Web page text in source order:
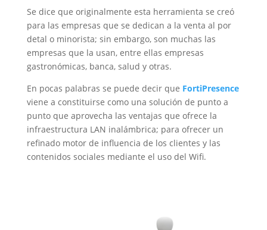
Se dice que originalmente esta herramienta se creó
para las empresas que se dedican a la venta al por
detal o minorista; sin embargo, son muchas las
empresas que la usan, entre ellas empresas
gastronómicas, banca, salud y otras.
En pocas palabras se puede decir que FortiPresence
viene a constituirse como una solución de punto a
punto que aprovecha las ventajas que ofrece la
infraestructura LAN inalámbrica; para ofrecer un
refinado motor de influencia de los clientes y las
contenidos sociales mediante el uso del Wifi.